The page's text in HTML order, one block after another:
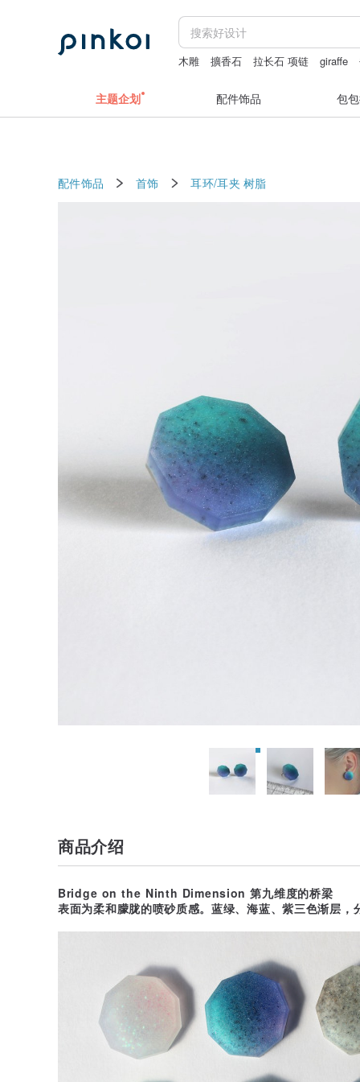
木雕 擴香石 拉长石 项链 giraffe
主题企划 配件饰品 包
配件饰品 首饰 耳环/耳夹 树脂
商品介绍
Bridge on the Ninth Dimension 第九维度的桥梁
表面为柔和朦胧的喷砂质感。蓝绿、海蓝、紫三色渐层，